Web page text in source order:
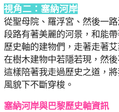
視角二：塞納河岸
從聖母院、羅浮宮、然後一
段路有著美麗的河景，和能
歷史軸的建物們，走著走著
在樹木建物中若隱若現，然
這樣陪著我走過歷史之道，
風貌下不斷穿梭。
塞納河岸與巴黎歷史軸資訊